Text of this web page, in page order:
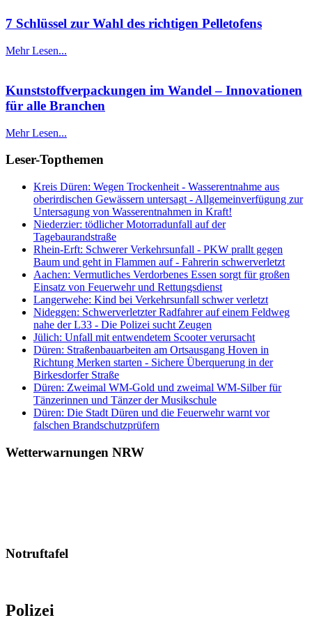
7 Schlüssel zur Wahl des richtigen Pelletofens
Mehr Lesen...
Kunststoffverpackungen im Wandel – Innovationen
für alle Branchen
Mehr Lesen...
Leser-Topthemen
Kreis Düren: Wegen Trockenheit - Wasserentnahme aus
oberirdischen Gewässern untersagt - Allgemeinverfügung zur
Untersagung von Wasserentnahmen in Kraft!
Niederzier: tödlicher Motorradunfall auf der
Tagebaurandstraße
Rhein-Erft: Schwerer Verkehrsunfall - PKW prallt gegen
Baum und geht in Flammen auf - Fahrerin schwerverletzt
Aachen: Vermutliches Verdorbenes Essen sorgt für großen
Einsatz von Feuerwehr und Rettungsdienst
Langerwehe: Kind bei Verkehrsunfall schwer verletzt
Nideggen: Schwerverletzter Radfahrer auf einem Feldweg
nahe der L33 - Die Polizei sucht Zeugen
Jülich: Unfall mit entwendetem Scooter verursacht
Düren: Straßenbauarbeiten am Ortsausgang Hoven in
Richtung Merken starten - Sichere Überquerung in der
Birkesdorfer Straße
Düren: Zweimal WM-Gold und zweimal WM-Silber für
Tänzerinnen und Tänzer der Musikschule
Düren: Die Stadt Düren und die Feuerwehr warnt vor
falschen Brandschutzprüfern
Wetterwarnungen NRW
Notruftafel
Polizei